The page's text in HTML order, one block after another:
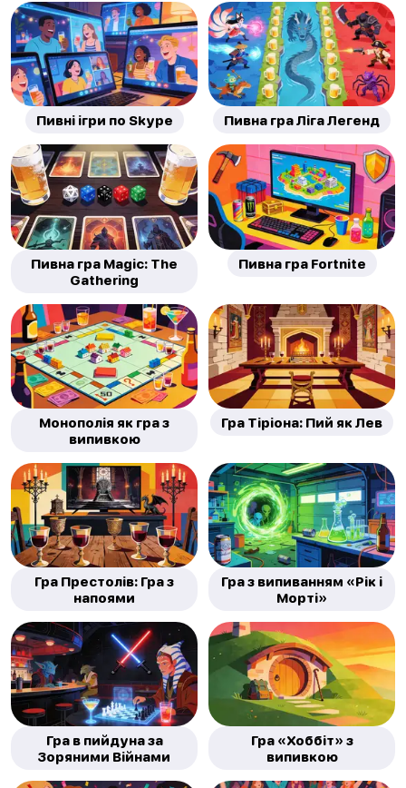
Пивні ігри по Skype Пивна гра Ліга Легенд
Пивна гра Magic: The
Gathering
Пивна гра Fortnite
Монополія як гра з
випивкою
Гра Тіріона: Пий як Лев
Гра Престолів: Гра з
напоями
Гра з випиванням «Рік і
Морті»
Гра в пийдуна за
Зоряними Війнами
Гра «Хоббіт» з
випивкою